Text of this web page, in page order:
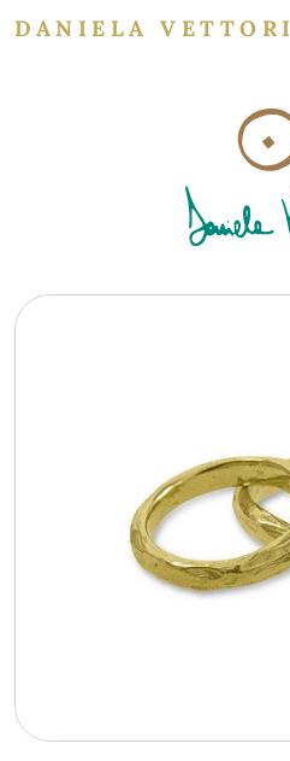
DANIELA VETTORI